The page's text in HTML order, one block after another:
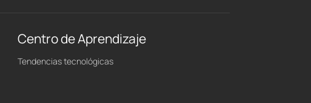
Centro de Aprendizaje
Tendencias tecnológicas